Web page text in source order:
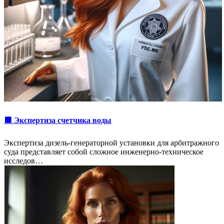
🟩 Экспертиза счетчика воды
Экспертиза дизель-генераторной установки для арбитражного
суда представляет собой сложное инженерно-техническое
исследов…